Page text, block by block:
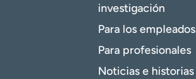
investigación
Para los empleados
Para profesionales
Noticias e historias